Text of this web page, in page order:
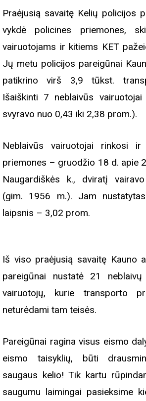
Praėjusią savaitę Kelių policijos
vykdė policines priemones,
vairuotojams ir kitiems KET
Jų metu policijos pareigūnai
patikrino virš 3,9 tūkst.
Išaiškinti 7 neblaivūs
svyravo nuo 0,43 iki 2,38 prom.).
Neblaivūs vairuotojai rinkosi
priemones – gruodžio 18 d. apie
Naugardiškės k., dviratį
(gim. 1956 m.). Jam
laipsnis – 3,02 prom.
Iš viso praėjusią savaitę Kauno
pareigūnai nustatė 21
vairuotojų, kurie transporto
neturėdami tam teisės.
Pareigūnai ragina visus eismo
eismo taisyklių, būti
saugaus kelio! Tik kartu
saugumu laimingai pasieksime